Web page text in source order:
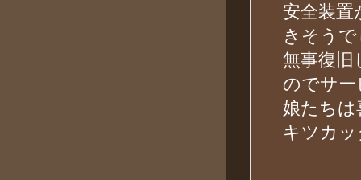
安全装置
きそう
無事復旧
のでサ
娘たち
キツカ